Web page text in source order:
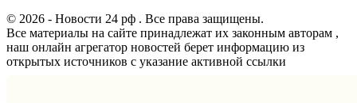
© 2026 - Новости 24 рф . Все права защищены.
Все материалы на сайте принадлежат их законным авторам ,
наш онлайн агрегатор новостей берет информацию из
открытых источников с указание активной ссылки